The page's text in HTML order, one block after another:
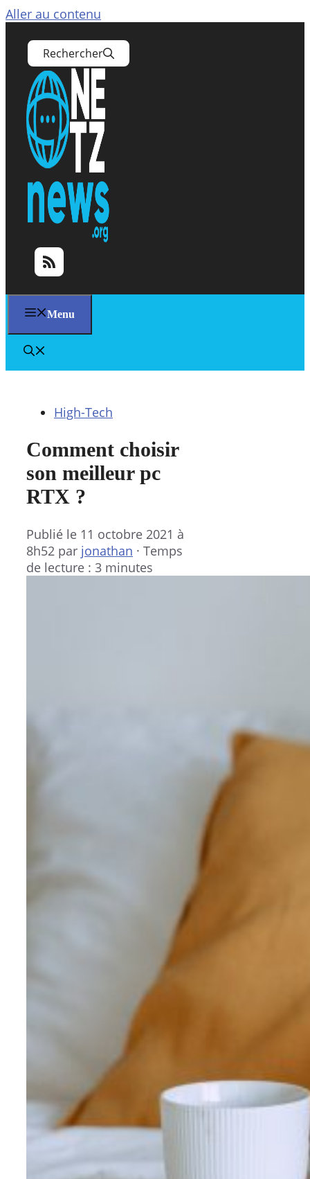
Aller au contenu
Rechercher
Menu
High-Tech
Comment choisir
son meilleur pc
RTX ?
Publié le 11 octobre 2021 à
8h52 par jonathan · Temps
de lecture : 3 minutes